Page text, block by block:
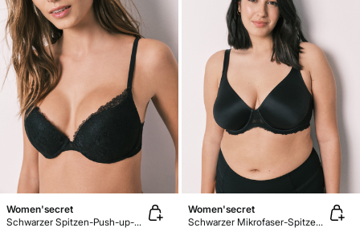
Women'secret
Schwarzer Spitzen-Push-up-BH GORGEOUS
Women'secret
Schwarzer Mikrofaser-Spitzen-Minimizer-BH REAL